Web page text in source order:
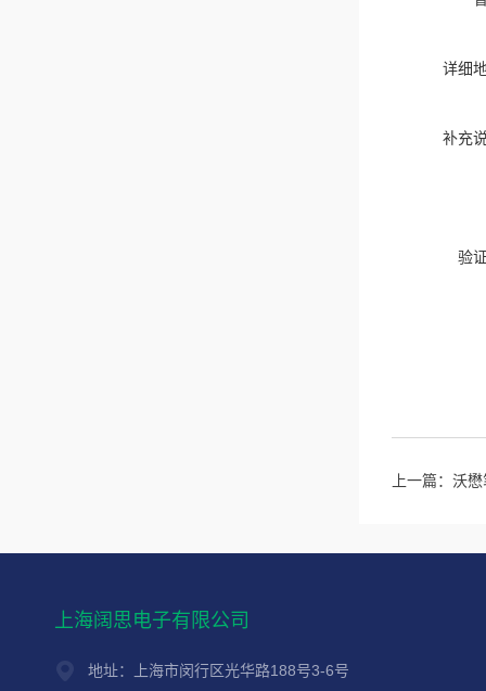
详细
补充
验
上一篇： 沃懋
上海阔思电子有限公司
地址：上海市闵行区光华路188号3-6号